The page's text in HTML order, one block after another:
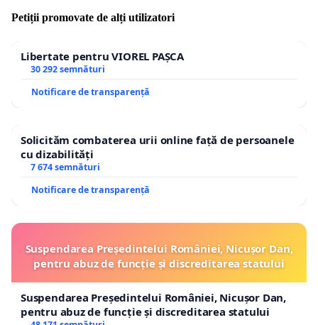
Petiții promovate de alți utilizatori
Libertate pentru VIOREL PAȘCA
30 292 semnături
Notificare de transparență
Solicităm combaterea urii online față de persoanele
cu dizabilități
7 674 semnături
Notificare de transparență
Suspendarea Președintelui României, Nicușor Dan,
pentru abuz de funcție și discreditarea statului
Suspendarea Președintelui României, Nicușor Dan,
pentru abuz de funcție și discreditarea statului